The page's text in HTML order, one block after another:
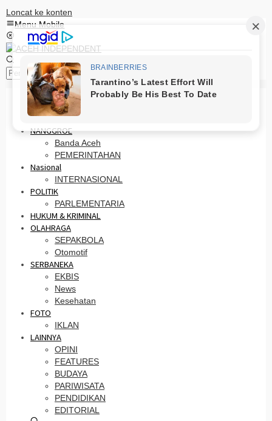
Loncat ke konten
Menu Mobile
HOME
PRO OTONOMI
NANGGROE
Banda Aceh
PEMERINTAHAN
Nasional
INTERNASIONAL
POLITIK
PARLEMENTARIA
HUKUM & KRIMINAL
OLAHRAGA
SEPAKBOLA
Otomotif
SERBANEKA
EKBIS
News
Kesehatan
FOTO
IKLAN
LAINNYA
OPINI
FEATURES
BUDAYA
PARIWISATA
PENDIDIKAN
EDITORIAL